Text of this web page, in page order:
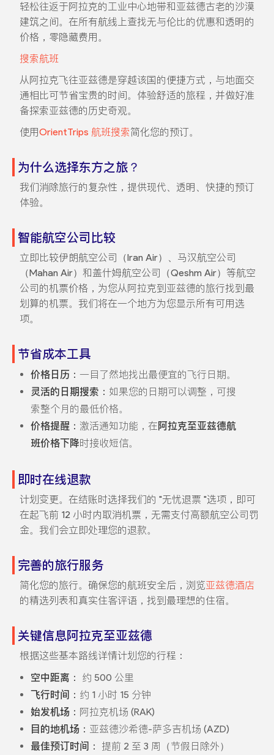
轻松往返于阿拉克的工业中心地带和亚兹德古老的沙漠
建筑之间。在所有航线上查找无与伦比的优惠和透明的
价格，零隐藏费用。
搜索航班
从阿拉克飞往亚兹德是穿越该国的便捷方式，与地面交
通相比可节省宝贵的时间。体验舒适的旅程，并做好准
备探索亚兹德的历史奇观。
使用OrientTrips 航班搜索简化您的预订。
为什么选择东方之旅？
我们消除旅行的复杂性，提供现代、透明、快捷的预订
体验。
智能航空公司比较
立即比较伊朗航空公司（Iran Air）、马汉航空公司
（Mahan Air）和盖什姆航空公司（Qeshm Air）等航空
公司的机票价格，为您从阿拉克到亚兹德的旅行找到最
划算的机票。我们将在一个地方为您显示所有可用选
项。
节省成本工具
价格日历： 一目了然地找出最便宜的飞行日期。
灵活的日期搜索： 如果您的日期可以调整，可搜
索整个月的最低价格。
价格提醒： 激活通知功能，在阿拉克至亚兹德航
班价格下降时接收短信。
即时在线退款
计划变更。在结账时选择我们的 "无忧退票 "选项，即可
在起飞前 12 小时内取消机票，无需支付高额航空公司罚
金。我们会立即处理您的退款。
完善的旅行服务
简化您的旅行。确保您的航班安全后，浏览亚兹德酒店
的精选列表和真实住客评语，找到最理想的住宿。
关键信息阿拉克至亚兹德
根据这些基本路线详情计划您的行程：
空中距离：
约 500 公里
飞行时间： 约 1 小时 15 分钟
始发机场： 阿拉克机场 (RAK)
目的地机场： 亚兹德沙希德-萨多吉机场 (AZD)
最佳预订时间：
提前 2 至 3 周（节假日除外）